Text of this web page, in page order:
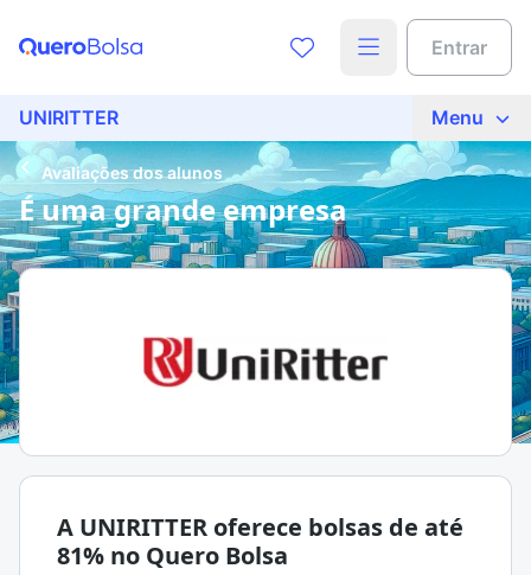
Entrar
UNIRITTER Menu
Avaliações dos alunos
É uma grande empresa
A UNIRITTER oferece bolsas de até
81% no Quero Bolsa